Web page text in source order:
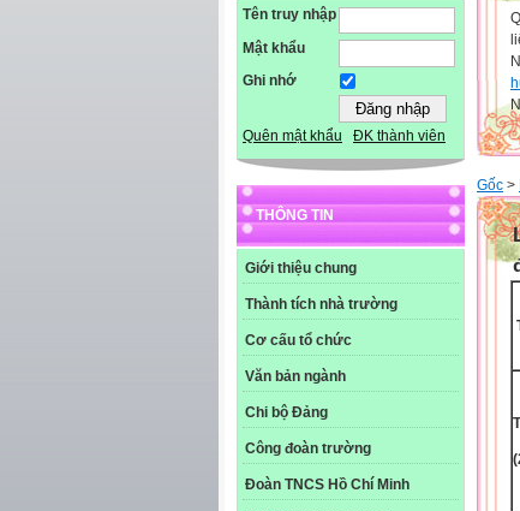
Tên truy nhập
Mật khẩu
Ghi nhớ
Quên mật khẩu ĐK thành viên
THÔNG TIN
Giới thiệu chung
Thành tích nhà trường
Cơ cấu tổ chức
Văn bản ngành
Chi bộ Đảng
Công đoàn trường
Đoàn TNCS Hồ Chí Minh
Gốc >